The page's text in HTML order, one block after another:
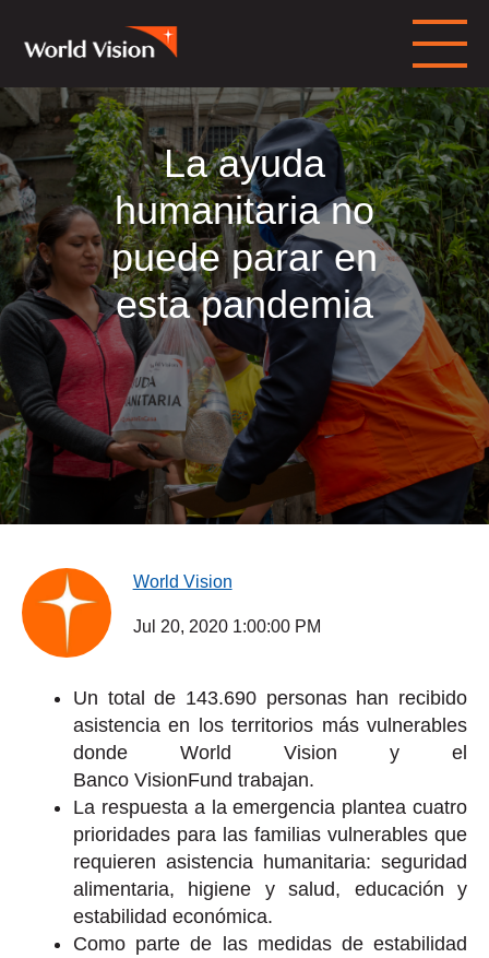
La ayuda
humanitaria no
puede parar en
esta pandemia
World Vision
Jul 20, 2020 1:00:00 PM
Un total de 143.690 personas han recibido
asistencia en los territorios más vulnerables
donde World Vision y el
Banco VisionFund trabajan.
La respuesta a la emergencia plantea cuatro
prioridades para las familias vulnerables que
requieren asistencia humanitaria: seguridad
alimentaria, higiene y salud, educación y
estabilidad económica.
Como parte de las medidas de estabilidad